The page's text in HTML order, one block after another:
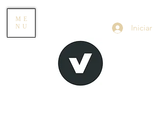
ME
NU
Iniciar